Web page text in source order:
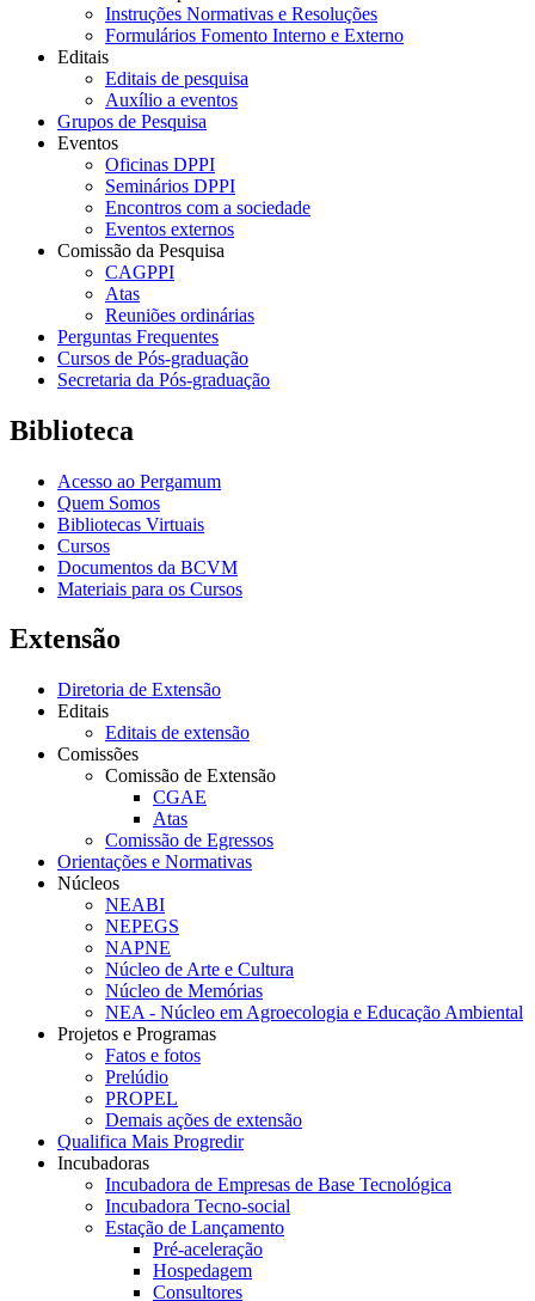
Instruções Normativas e Resoluções
Formulários Fomento Interno e Externo
Editais
Editais de pesquisa
Auxílio a eventos
Grupos de Pesquisa
Eventos
Oficinas DPPI
Seminários DPPI
Encontros com a sociedade
Eventos externos
Comissão da Pesquisa
CAGPPI
Atas
Reuniões ordinárias
Perguntas Frequentes
Cursos de Pós-graduação
Secretaria da Pós-graduação
Biblioteca
Acesso ao Pergamum
Quem Somos
Bibliotecas Virtuais
Cursos
Documentos da BCVM
Materiais para os Cursos
Extensão
Diretoria de Extensão
Editais
Editais de extensão
Comissões
Comissão de Extensão
CGAE
Atas
Comissão de Egressos
Orientações e Normativas
Núcleos
NEABI
NEPEGS
NAPNE
Núcleo de Arte e Cultura
Núcleo de Memórias
NEA - Núcleo em Agroecologia e Educação Ambiental
Projetos e Programas
Fatos e fotos
Prelúdio
PROPEL
Demais ações de extensão
Qualifica Mais Progredir
Incubadoras
Incubadora de Empresas de Base Tecnológica
Incubadora Tecno-social
Estação de Lançamento
Pré-aceleração
Hospedagem
Consultores